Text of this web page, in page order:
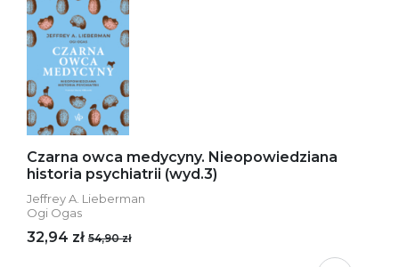
Czarna owca medycyny. Nieopowiedziana
historia psychiatrii (wyd.3)
Jeffrey A. Lieberman
Ogi Ogas
32,94 zł 54,90 zł